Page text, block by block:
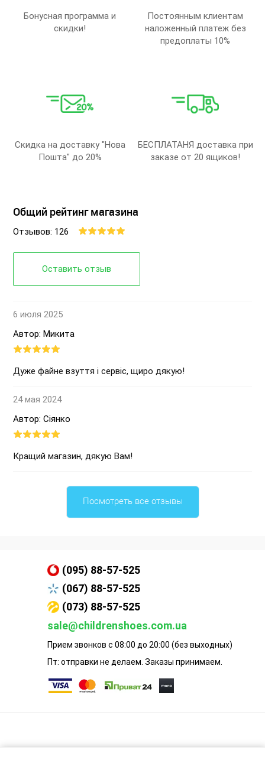
Бонусная программа и
скидки!
Постоянным клиентам
наложенный платеж без
предоплаты 10%
Скидка на доставку "Нова
Пошта" до 20%
БЕСПЛАТАНЯ доставка при
заказе от 20 ящиков!
Общий рейтинг магазина
Отзывов: 126
Оставить отзыв
6 июля 2025
Автор: Микита
Дуже файне взуття і сервіс, щиро дякую!
24 мая 2024
Автор: Сіянко
Кращий магазин, дякую Вам!
Посмотреть все отзывы
(095) 88-57-525
(067) 88-57-525
(073) 88-57-525
sale@childrenshoes.com.ua
Прием звонков с 08:00 до 20:00 (без выходных)
Пт: отправки не делаем. Заказы принимаем.